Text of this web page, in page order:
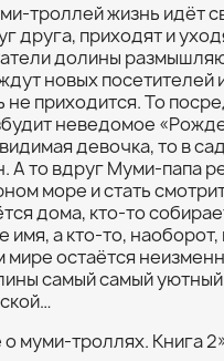
троллей жизнь идёт
друга, приходят и
долины
новых посетителей
не приходится. То
неведомое
девочка, то в
А то вдруг Муми-папа
море и стать
дома, кто-то
имя, а кто-то,
мире остаётся
самый самый
о муми-троллях. Книга